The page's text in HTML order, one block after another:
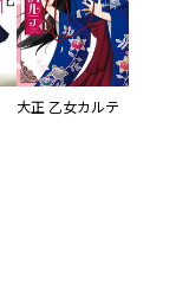
大正 乙女カルテ